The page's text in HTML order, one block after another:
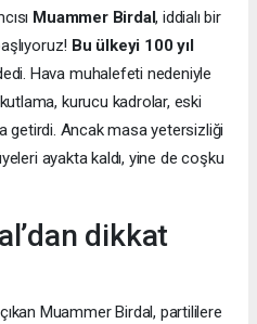
Muammer Birdal, iddialı bir
Bu ülkeyi 100 yıl
Hava muhalefeti nedeniyle
kurucu kadrolar, eski
getirdi. Ancak masa yetersizliği
ayakta kaldı, yine de coşku
dikkat
Muammer Birdal, partililere